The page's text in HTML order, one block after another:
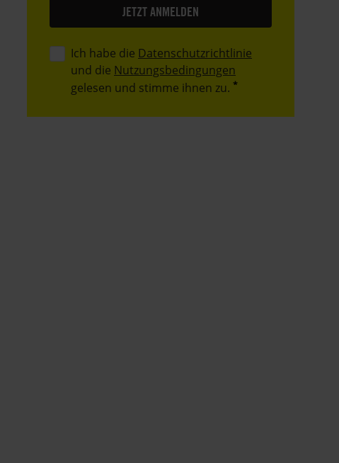
Ich habe die Datenschutzrichtlinie
und die Nutzungsbedingungen
gelesen und stimme ihnen zu.